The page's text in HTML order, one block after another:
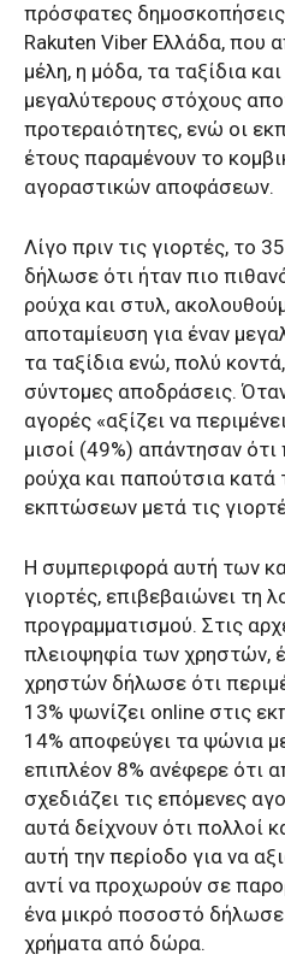
πρόσφατες
Rakuten Viber Ελλάδα, που
μέλη, η μόδα, τα ταξίδια
μεγαλύτερους στόχους
προτεραιότητες, ενώ οι
έτους παραμένουν το
αγοραστικών αποφάσεων.
Λίγο πριν τις γιορτές, το
δήλωσε ότι ήταν πιο
ρούχα και στυλ,
αποταμίευση για έναν
τα ταξίδια ενώ, πολύ
σύντομες αποδράσεις.
αγορές «αξίζει να
μισοί (49%) απάντησαν
ρούχα και παπούτσια κατά
εκπτώσεων μετά τις
Η συμπεριφορά αυτή των
γιορτές, επιβεβαιώνει τη
προγραμματισμού. Στις
πλειοψηφία των χρηστών,
χρηστών δήλωσε ότι
13% ψωνίζει online στις
14% αποφεύγει τα ψώνια
επιπλέον 8% ανέφερε ότι
σχεδιάζει τις επόμενες
αυτά δείχνουν ότι πολλοί
αυτή την περίοδο για να
αντί να προχωρούν σε
ένα μικρό ποσοστό
χρήματα από δώρα.